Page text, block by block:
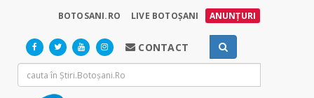
BOTOSANI.RO LIVE BOTOȘANI ANUNȚURI
CONTACT